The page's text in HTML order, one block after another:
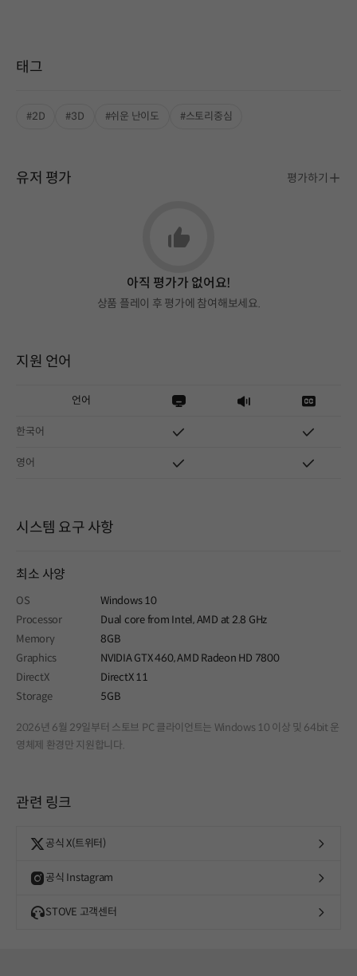
태그
#2D #3D #쉬운 난이도 #스토리중심
유저 평가 평가하기
아직 평가가 없어요!
상품 플레이 후 평가에 참여해보세요.
지원 언어
언어
한국어
영어
시스템 요구 사항
최소 사양
OS
Windows 10
Processor
Dual core from Intel, AMD at 2.8 GHz
Memory
8GB
Graphics
NVIDIA GTX 460, AMD Radeon HD 7800
DirectX
DirectX 11
Storage
5GB
2026년 6월 29일부터 스토브 PC 클라이언트는 Windows 10 이상 및 64bit 운
영체제 환경만 지원합니다.
관련 링크
공식 X(트위터)
공식 Instagram
STOVE 고객센터